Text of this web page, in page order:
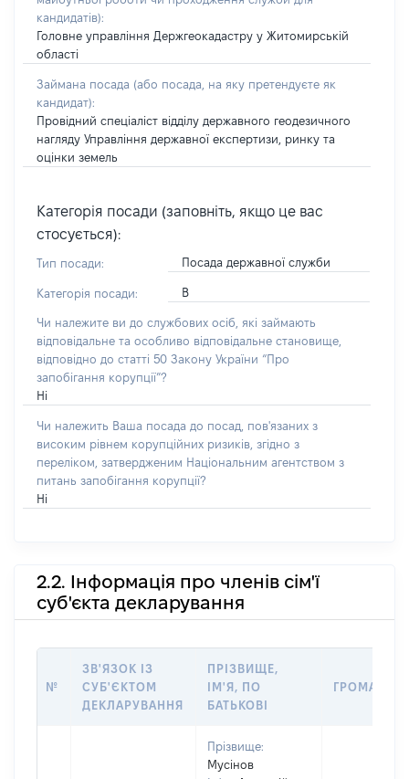
кандидатів):
Головне управління Держгеокадастру у Житомирській
області
Займана посада (або посада, на яку претендуєте як
кандидат):
Провідний спеціаліст відділу державного геодезичного
нагляду Управління державної експертизи, ринку та
оцінки земель
Категорія посади (заповніть, якщо це вас
стосується):
Тип посади: Посада державної служби
Категорія посади: В
Чи належите ви до службових осіб, які займають
відповідальне та особливо відповідальне становище,
відповідно до статті 50 Закону України “Про
запобігання корупції”?
Ні
Чи належить Ваша посада до посад, пов'язаних з
високим рівнем корупційних ризиків, згідно з
переліком, затвердженим Національним агентством з
питань запобігання корупції?
Ні
2.2. Інформація про членів сім'ї
суб'єкта декларування
№
ЗВ'ЯЗОК ІЗ
СУБ'ЄКТОМ
ДЕКЛАРУВАННЯ
ПРІЗВИЩЕ,
ІМ'Я, ПО
БАТЬКОВІ
Прізвище:
Мусінов